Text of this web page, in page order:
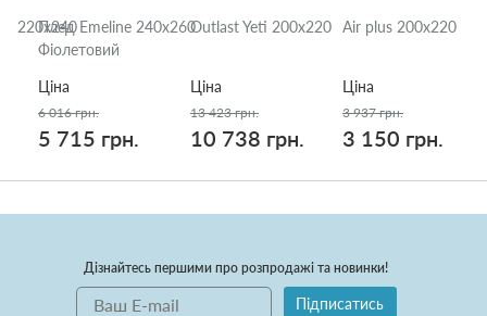
2 220x240
Плед Emeline 240x260
Фіолетовий
Ціна
6 016 грн.
5 715 грн.
Outlast Yeti 200x220
Ціна
13 423 грн.
10 738 грн.
Air plus 200x220
Ціна
3 937 грн.
3 150 грн.
Дізнайтесь першими про розпродажі та новинки!
Підписатись